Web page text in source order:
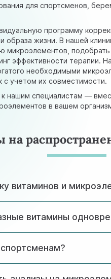
для спортсменов,
программу
образа жизни. В нашей
микроэлементов,
эффективности терапии.
необходимыми
с учетом их совместимости.
к нашим специалистам —
в вашем
на
витаминов и
признаки нехватки
витамины
рекомендации по